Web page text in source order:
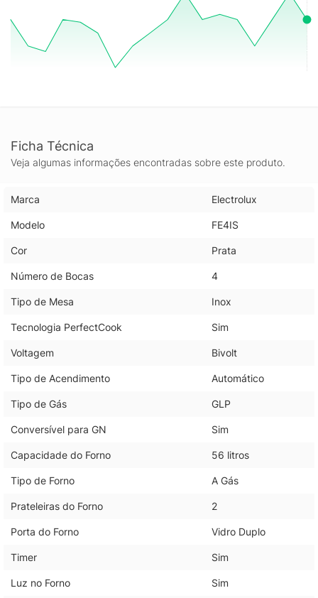
Ficha Técnica
Veja algumas informações encontradas sobre este produto.
Marca Electrolux
Modelo FE4IS
Cor Prata
Número de Bocas 4
Tipo de Mesa Inox
Tecnologia PerfectCook Sim
Voltagem Bivolt
Tipo de Acendimento Automático
Tipo de Gás GLP
Conversível para GN Sim
Capacidade do Forno 56 litros
Tipo de Forno A Gás
Prateleiras do Forno 2
Porta do Forno Vidro Duplo
Timer Sim
Luz no Forno Sim